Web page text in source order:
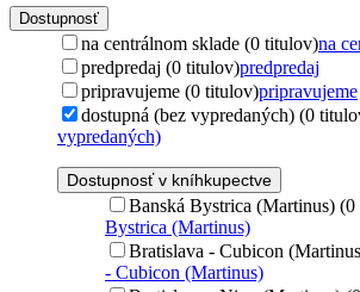
Dostupnosť
na centrálnom sklade (0 titulov)na
predpredaj (0 titulov)predpredaj
pripravujeme (0 titulov)pripravujeme
dostupná (bez vypredaných) (0
vypredaných)
Dostupnosť v kníhkupectve
Banská Bystrica (Martinus)
Bystrica (Martinus)
Bratislava - Cubicon
- Cubicon (Martinus)